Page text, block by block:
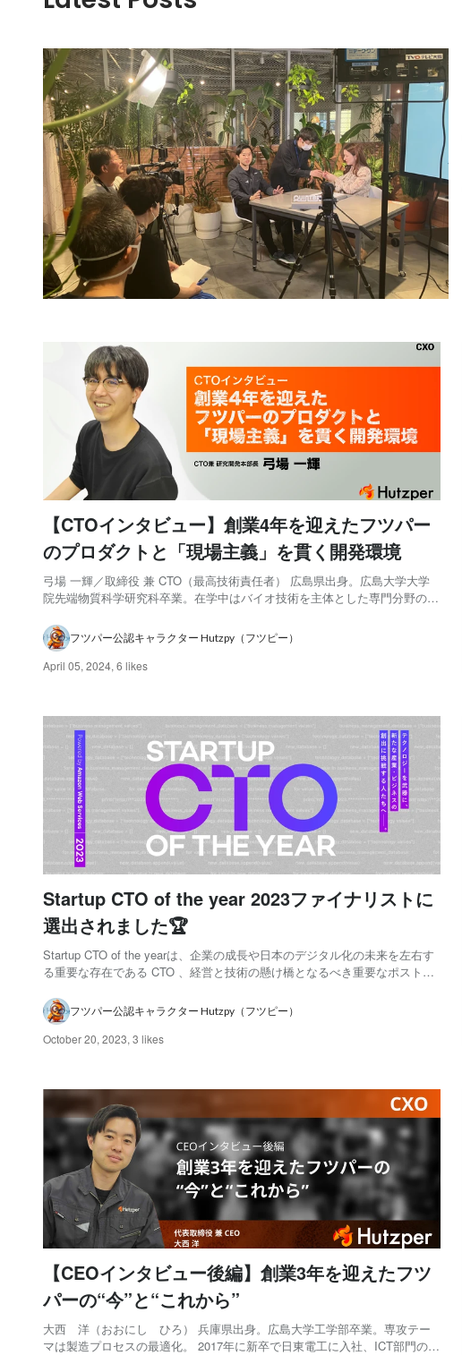
【CTOインタビュー】創業4年を迎えたフツパー
のプロダクトと「現場主義」を貫く開発環境
弓場 一輝／取締役 兼 CTO（最高技術責任者） 広島県出身。広島大学大学
院先端物質科学研究科卒業。在学中はバイオ技術を主体とした専門分野の研
構築を経験。新卒でフツパーを共同創業。NVIDIA「GTC 2020」登壇、
「Startup CTO ...
フツパー公認キャラクター Hutzpy（フツピー）
April 05, 2024, 6 likes
Startup CTO of the year 2023ファイナリストに
選出されました🏆
Startup CTO of the yearは、企業の成長や日本のデジタル化の未来を左右す
る重要な存在である CTO 、経営と技術の懸け橋となるべき重要なポストで
場が少ないことを受け、2014年に開始された CTO にスポットライトを当...
フツパー公認キャラクター Hutzpy（フツピー）
October 20, 2023, 3 likes
【CEOインタビュー後編】創業3年を迎えたフツ
パーの“今”と“これから”
大西 洋（おおにし ひろ） 兵庫県出身。広島大学工学部卒業。専攻テー
マは製造プロセスの最適化。 2017年に新卒で日東電工に入社、ICT部門の法